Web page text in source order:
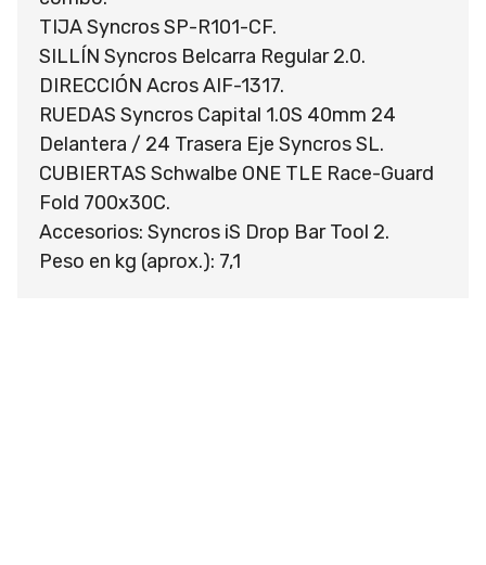
TIJA Syncros SP-R101-CF.
SILLÍN Syncros Belcarra Regular 2.0.
DIRECCIÓN Acros AIF-1317.
RUEDAS Syncros Capital 1.0S 40mm 24
Delantera / 24 Trasera Eje Syncros SL.
CUBIERTAS Schwalbe ONE TLE Race-Guard
Fold 700x30C.
Accesorios: Syncros iS Drop Bar Tool 2.
Peso en kg (aprox.): 7,1